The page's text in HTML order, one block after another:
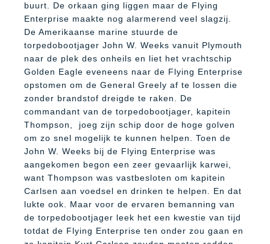
buurt. De orkaan ging liggen maar de Flying
Enterprise maakte nog alarmerend veel slagzij.
De Amerikaanse marine stuurde de
torpedobootjager John W. Weeks vanuit Plymouth
naar de plek des onheils en liet het vrachtschip
Golden Eagle eveneens naar de Flying Enterprise
opstomen om de General Greely af te lossen die
zonder brandstof dreigde te raken. De
commandant van de torpedobootjager, kapitein
Thompson,
joeg zijn schip door de hoge golven
om zo snel mogelijk te kunnen helpen. Toen de
John W. Weeks bij de Flying Enterprise was
aangekomen begon een zeer gevaarlijk karwei,
want Thompson was vastbesloten om kapitein
Carlsen aan voedsel en drinken te helpen. En dat
lukte ook. Maar voor de ervaren bemanning van
de torpedobootjager leek het een kwestie van tijd
totdat de Flying Enterprise ten onder zou gaan en